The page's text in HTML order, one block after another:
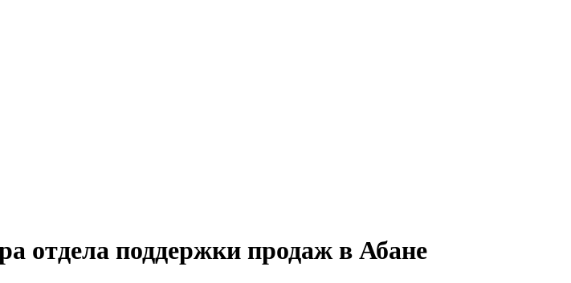
отдела поддержки продаж в Абане